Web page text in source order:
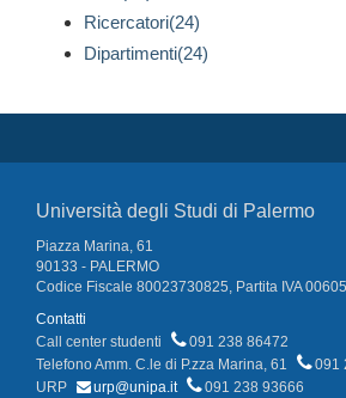
Ricercatori(24)
Dipartimenti(24)
Università degli Studi di Palermo
Piazza Marina, 61
90133 - PALERMO
Codice Fiscale 80023730825, Partita IVA
Contatti
Call center studenti
091 238 86472
Telefono Amm. C.le di P.zza Marina, 61
091
URP
urp@unipa.it
091 238 93666